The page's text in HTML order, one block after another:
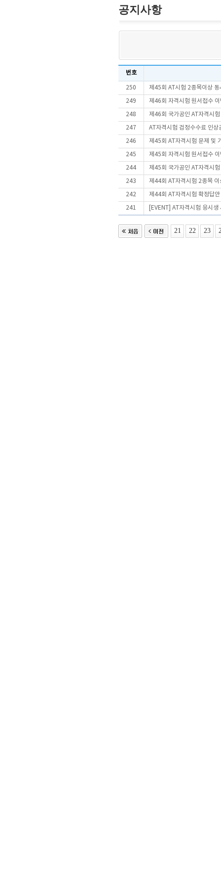
공지사항
번호
250 제45회 AT시험 2종목이상
249 제46회 자격시험 원서접수
248 제46회 국가공인 AT자격시
247 AT자격시험 검정수수료 인상
246 제45회 AT자격시험 문제 및
245 제45회 자격시험 원서접수
244 제45회 국가공인 AT자격시
243 제44회 AT자격시험 2종목
242 제44회 AT자격시험 확정답
241 [EVENT] AT자격시험 응시
21 22 23